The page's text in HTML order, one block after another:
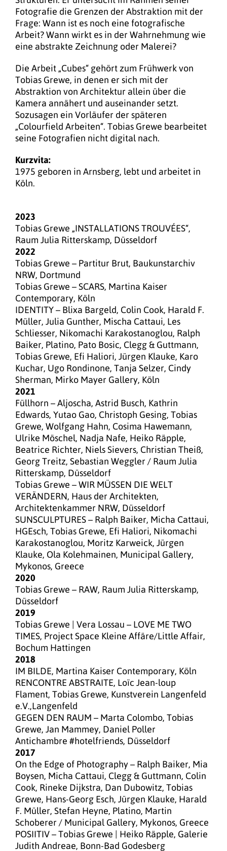
Fotografie die Grenzen der Abstraktion mit der
Frage: Wann ist es noch eine fotografische
Arbeit? Wann wirkt es in der Wahrnehmung wie
eine abstrakte Zeichnung oder Malerei?
Die Arbeit „Cubes“ gehört zum Frühwerk von
Tobias Grewe, in denen er sich mit der
Abstraktion von Architektur allein über die
Kamera annähert und auseinander setzt.
Sozusagen ein Vorläufer der späteren
„Colourfield Arbeiten“. Tobias Grewe bearbeitet
seine Fotografien nicht digital nach.
Kurzvita:
1975 geboren in Arnsberg, lebt und arbeitet in
Köln.
2023
Tobias Grewe „INSTALLATIONS TROUVÉES“,
Raum Julia Ritterskamp, Düsseldorf
2022
Tobias Grewe – Partitur Brut, Baukunstarchiv
NRW, Dortmund
Tobias Grewe – SCARS, Martina Kaiser
Contemporary, Köln
IDENTITY – Blixa Bargeld, Colin Cook, Harald F.
Müller, Julia Gunther, Mischa Cattaui, Les
Schliesser, Nikomachi Karakostanoglou, Ralph
Baiker, Platino, Pato Bosic, Clegg & Guttmann,
Tobias Grewe, Efi Haliori, Jürgen Klauke, Karo
Kuchar, Ugo Rondinone, Tanja Selzer, Cindy
Sherman, Mirko Mayer Gallery, Köln
2021
Füllhorn – Aljoscha, Astrid Busch, Kathrin
Edwards, Yutao Gao, Christoph Gesing, Tobias
Grewe, Wolfgang Hahn, Cosima Hawemann,
Ulrike Möschel, Nadja Nafe, Heiko Räpple,
Beatrice Richter, Niels Sievers, Christian Theiß,
Georg Treitz, Sebastian Weggler / Raum Julia
Ritterskamp, Düsseldorf
Tobias Grewe – WIR MÜSSEN DIE WELT
VERÄNDERN, Haus der Architekten,
Architektenkammer NRW, Düsseldorf
SUNSCULPTURES – Ralph Baiker, Micha Cattaui,
HGEsch, Tobias Grewe, Efi Haliori, Nikomachi
Karakostanoglou, Moritz Karweick, Jürgen
Klauke, Ola Kolehmainen, Municipal Gallery,
Mykonos, Greece
2020
Tobias Grewe – RAW, Raum Julia Ritterskamp,
Düsseldorf
2019
Tobias Grewe | Vera Lossau – LOVE ME TWO
TIMES, Project Space Kleine Affäre/Little Affair,
Bochum Hattingen
2018
IM BILDE, Martina Kaiser Contemporary, Köln
RENCONTRE ABSTRAITE, Loïc Jean-loup
Flament, Tobias Grewe, Kunstverein Langenfeld
e.V.,Langenfeld
GEGEN DEN RAUM – Marta Colombo, Tobias
Grewe, Jan Mammey, Daniel Poller
Antichambre #hotelfriends, Düsseldorf
2017
On the Edge of Photography – Ralph Baiker, Mia
Boysen, Micha Cattaui, Clegg & Guttmann, Colin
Cook, Rineke Dijkstra, Dan Dubowitz, Tobias
Grewe, Hans-Georg Esch, Jürgen Klauke, Harald
F. Müller, Stefan Heyne, Platino, Martin
Schoberer / Municipal Gallery, Mykonos, Greece
POSIITIV – Tobias Grewe | Heiko Räpple, Galerie
Judith Andreae, Bonn-Bad Godesberg